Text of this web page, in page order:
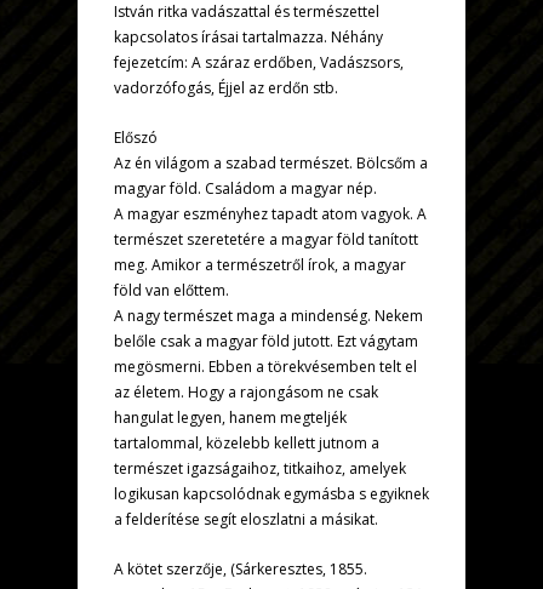
István ritka vadászattal és természettel
kapcsolatos írásai tartalmazza. Néhány
fejezetcím: A száraz erdőben, Vadászsors,
vadorzófogás, Éjjel az erdőn stb.
Előszó
Az én világom a szabad természet. Bölcsőm a
magyar föld. Családom a magyar nép.
A magyar eszményhez tapadt atom vagyok. A
természet szeretetére a magyar föld tanított
meg. Amikor a természetről írok, a magyar
föld van előttem.
A nagy természet maga a mindenség. Nekem
belőle csak a magyar föld jutott. Ezt vágytam
megösmerni. Ebben a törekvésemben telt el
az életem. Hogy a rajongásom ne csak
hangulat legyen, hanem megteljék
tartalommal, közelebb kellett jutnom a
természet igazságaihoz, titkaihoz, amelyek
logikusan kapcsolódnak egymásba s egyiknek
a felderítése segít eloszlatni a másikat.
A kötet szerzője, (Sárkeresztes, 1855.